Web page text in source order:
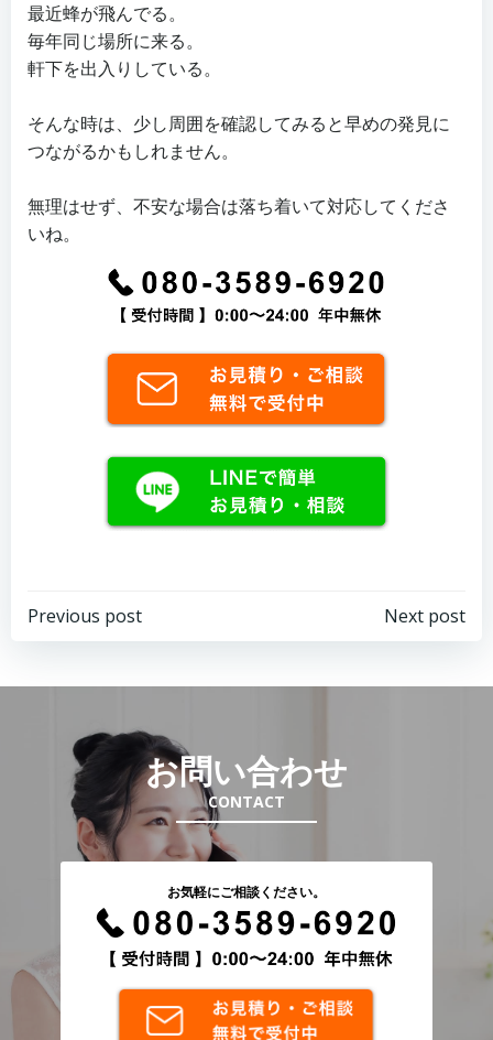
最近蜂が飛んでる。
毎年同じ場所に来る。
軒下を出入りしている。
そんな時は、少し周囲を確認してみると早めの発見に
つながるかもしれません。
無理はせず、不安な場合は落ち着いて対応してくださ
いね。
投
稿
ナ
ビ
ョ
Previous post
投
稿
ビ
ゲ
ー
シ
ョ
Next post
お問い合わせ
CONTACT
お気軽にご相談ください。